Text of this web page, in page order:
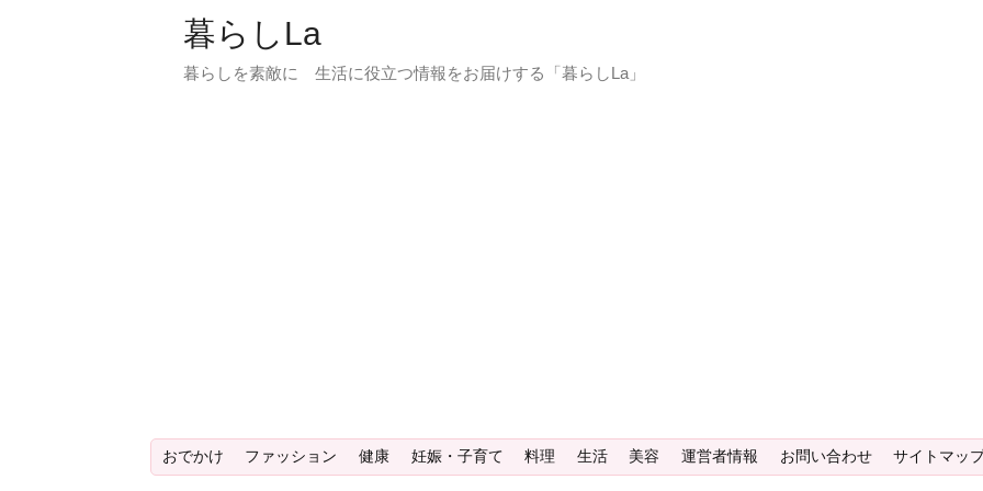
暮らしLa
暮らしを素敵に 生活に役立つ情報をお届けする「暮らしLa」
おでかけ ファッション 健康 妊娠・子育て 料理 生活 美容 運営者情報 お問い合わせ サイトマッ